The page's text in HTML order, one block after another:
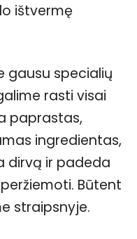
ištvermę
gausu specialių
rasti visai
paprastas,
ingredientas,
dirvą ir padeda
Būtent
straipsnyje.